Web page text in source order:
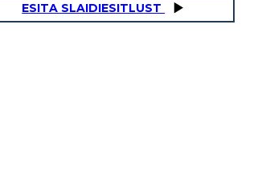
ESITA SLAIDIESITLUST